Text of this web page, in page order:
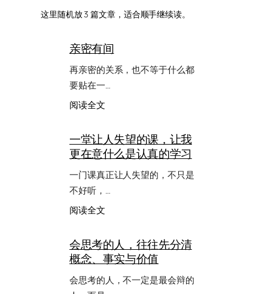
这里随机放 3 篇文章，适合顺手继续读。
亲密有间
再亲密的关系，也不等于什么都
要贴在一…
阅读全文：
有
间
一堂让人失望的课，让我
更在意什么是认真的学习
一门课真正让人失望的，不只是
不好听，…
阅读全文：
让
人
失
望
会思考的人，往往先分清
概念、事实与价值
会思考的人，不一定是最会辩的